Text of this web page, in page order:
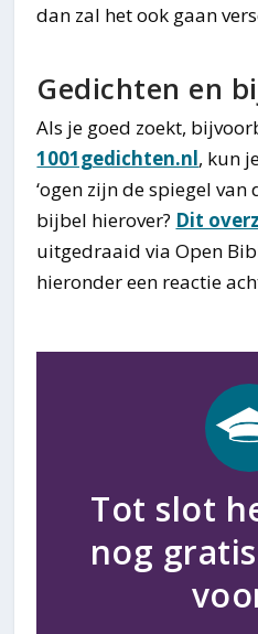
dan zal het ook gaan
Gedichten en
Als je goed zoekt,
1001gedichten.nl, kun
‘ogen zijn de spiegel van
bijbel hierover? Dit
uitgedraaid via Open
hieronder een reactie
Tot slot
nog